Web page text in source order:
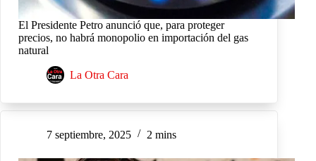
El Presidente Petro anunció que, para proteger
precios, no habrá monopolio en importación del gas
natural
La Otra Cara
7 septiembre, 2025 2 mins